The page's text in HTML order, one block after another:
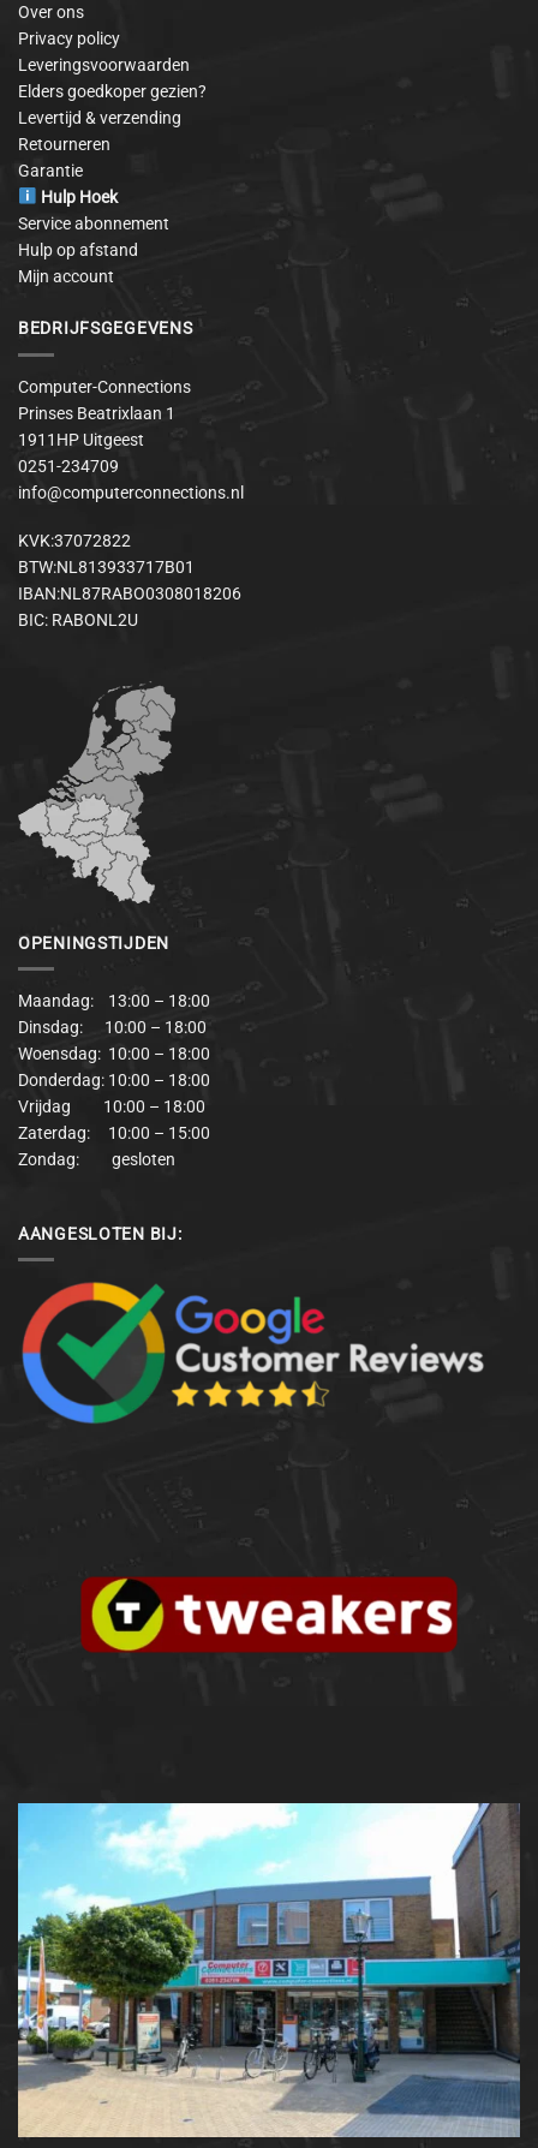
Over ons
Privacy policy
Leveringsvoorwaarden
Elders goedkoper gezien?
Levertijd & verzending
Retourneren
Garantie
Hulp Hoek
Service abonnement
Hulp op afstand
Mijn account
BEDRIJFSGEGEVENS
Computer-Connections
Prinses Beatrixlaan 1
1911HP Uitgeest
0251-234709
info@computerconnections.nl
KVK:37072822
BTW:NL813933717B01
IBAN:NL87RABO0308018206
BIC: RABONL2U
OPENINGSTIJDEN
Maandag: 13:00 – 18:00
Dinsdag: 10:00 – 18:00
Woensdag: 10:00 – 18:00
Donderdag: 10:00 – 18:00
Vrijdag 10:00 – 18:00
Zaterdag: 10:00 – 15:00
Zondag: gesloten
AANGESLOTEN BIJ: